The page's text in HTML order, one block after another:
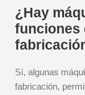
¿Hay
funciones
Sí, algunas
fabricación,